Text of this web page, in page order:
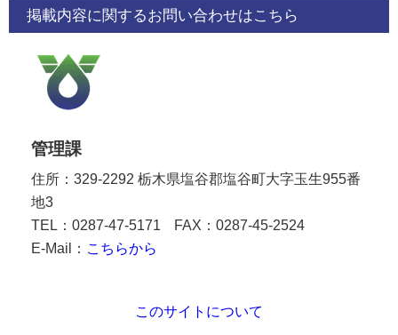
掲載内容に関するお問い合わせはこちら
管理課
住所：329-2292 栃木県塩谷郡塩谷町大字玉生955番
地3
TEL：0287-47-5171
FAX：0287-45-2524
E-Mail： こちらから
このサイトについて